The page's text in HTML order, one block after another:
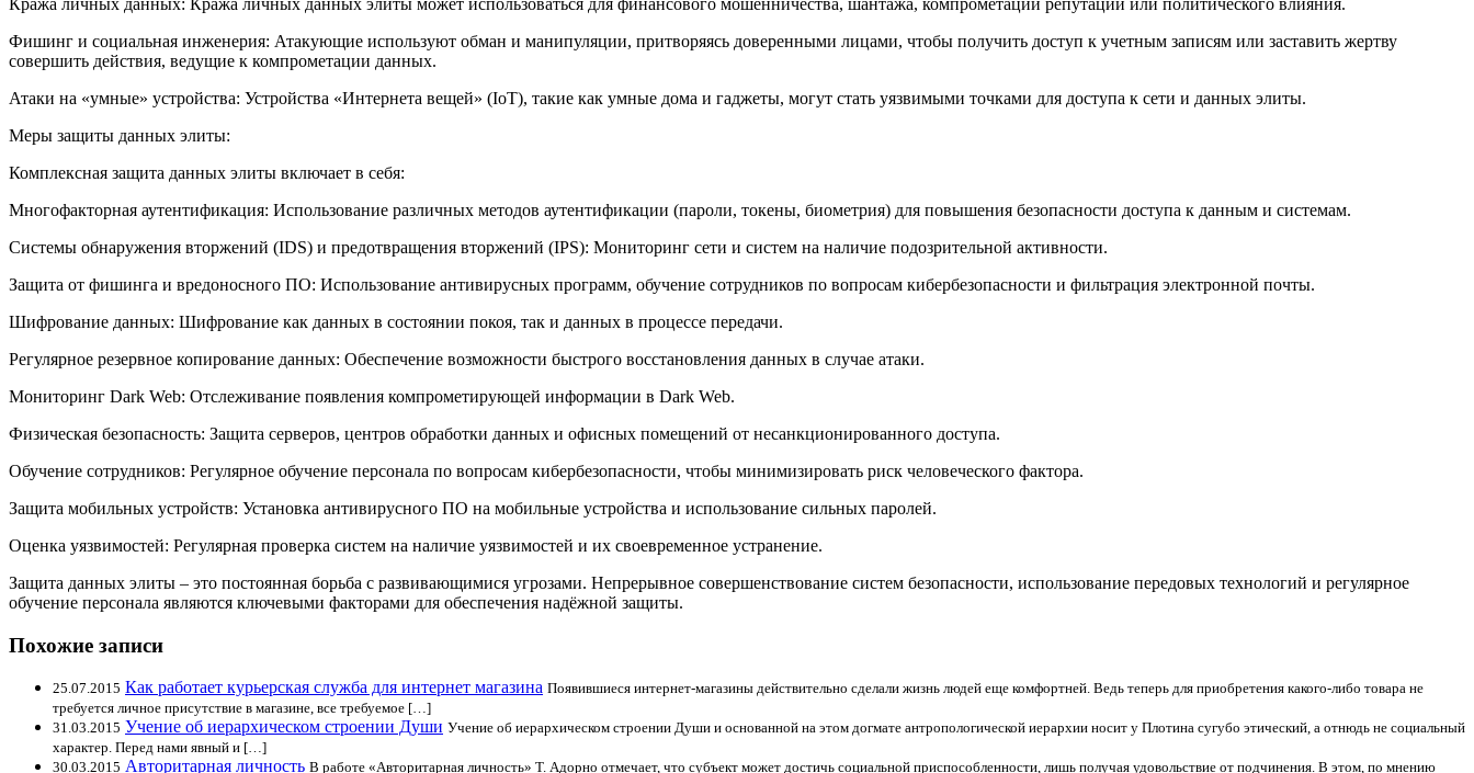
Кража личных данных: Кража личных данных элиты может использоваться для финансового мошенничества, шантажа, компрометации репутации или политического влияния.
Фишинг и социальная инженерия: Атакующие используют обман и манипуляции, притворяясь доверенными лицами, чтобы получить доступ к учетным записям или заставить жертву
совершить действия, ведущие к компрометации данных.
Атаки на «умные» устройства: Устройства «Интернета вещей» (IoT), такие как умные дома и гаджеты, могут стать уязвимыми точками для доступа к сети и данных элиты.
Меры защиты данных элиты:
Комплексная защита данных элиты включает в себя:
Многофакторная аутентификация: Использование различных методов аутентификации (пароли, токены, биометрия) для повышения безопасности доступа к данным и системам.
Системы обнаружения вторжений (IDS) и предотвращения вторжений (IPS): Мониторинг сети и систем на наличие подозрительной активности.
Защита от фишинга и вредоносного ПО: Использование антивирусных программ, обучение сотрудников по вопросам кибербезопасности и фильтрация электронной почты.
Шифрование данных: Шифрование как данных в состоянии покоя, так и данных в процессе передачи.
Регулярное резервное копирование данных: Обеспечение возможности быстрого восстановления данных в случае атаки.
Мониторинг Dark Web: Отслеживание появления компрометирующей информации в Dark Web.
Физическая безопасность: Защита серверов, центров обработки данных и офисных помещений от несанкционированного доступа.
Обучение сотрудников: Регулярное обучение персонала по вопросам кибербезопасности, чтобы минимизировать риск человеческого фактора.
Защита мобильных устройств: Установка антивирусного ПО на мобильные устройства и использование сильных паролей.
Оценка уязвимостей: Регулярная проверка систем на наличие уязвимостей и их своевременное устранение.
Защита данных элиты – это постоянная борьба с развивающимися угрозами. Непрерывное совершенствование систем безопасности, использование передовых технологий и регулярное
обучение персонала являются ключевыми факторами для обеспечения надёжной защиты.
Похожие записи
25.07.2015 Как работает курьерская служба для интернет магазина Появившиеся интернет-магазины действительно сделали жизнь людей еще комфортней. Ведь теперь для приобретения какого-либо товара не
требуется личное присутствие в магазине, все требуемое […]
31.03.2015 Учение об иерархическом строении Души Учение об иерархическом строении Души и основанной на этом догмате антропологической иерархии носит у Плотина сугубо этический, а отнюдь не социальный
характер. Перед нами явный и […]
30.03.2015 Авторитарная личность В работе «Авторитарная личность» Т. Адорно отмечает, что субъект может достичь социальной приспособленности, лишь получая удовольствие от подчинения. В этом, по мнению